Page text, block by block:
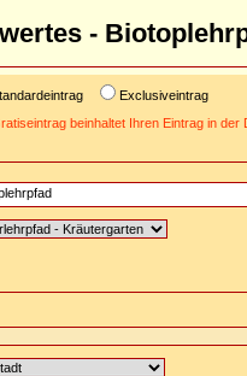
-
Exclusiveintrag
beinhaltet Ihren Eintrag in